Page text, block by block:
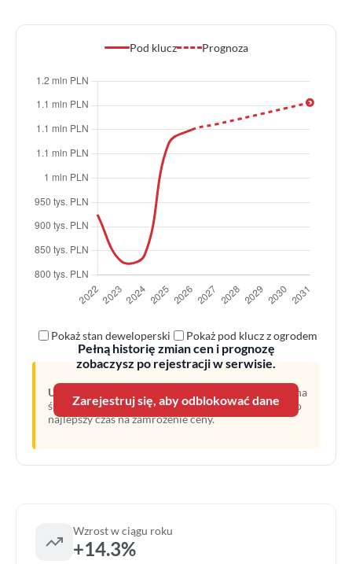
Pod klucz Prognoza
Pełną historię zmian cen i prognozę
zobaczysz po rejestracji w serwisie.
Zarejestruj się, aby odblokować dane
Pokaż stan deweloperski Pokaż pod klucz z ogrodem
Uwaga:
Linia przerywana oznacza prognozę opartą na
średnim wzroście z ostatnich lat. Obecny moment to
najlepszy czas na zamrożenie ceny.
Wzrost w ciągu roku
+14.3%